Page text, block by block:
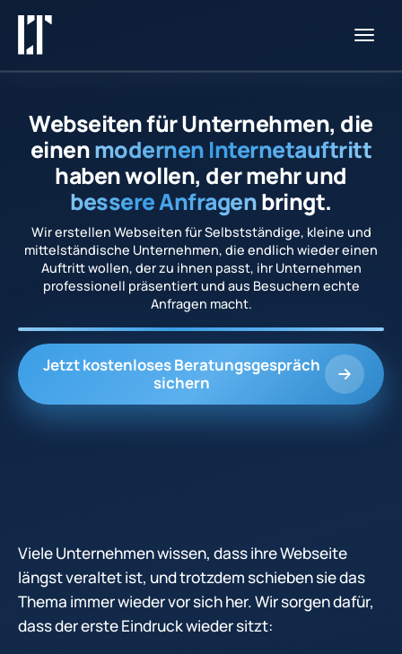
Fallstudien
Über uns
Kostenloses Beratungsgespräch
Webseiten für Unternehmen, die
einenmodernen Internetauftritt
haben wollen, der mehr und
bessere Anfragenbringt.
Wir erstellen Webseiten für Selbstständige, kleine und
mittelständische Unternehmen, die endlich wieder einen
Auftritt wollen, der zu ihnen passt, ihr Unternehmen
professionell präsentiert und aus Besuchern echte
Anfragen macht.
Jetzt kostenloses Beratungsgespräch
sichern
Viele Unternehmen wissen, dass ihre Webseite
längst veraltet ist, und trotzdem schieben sie das
Thema immer wieder vor sich her. Wir sorgen dafür,
dass der erste Eindruck wieder sitzt: